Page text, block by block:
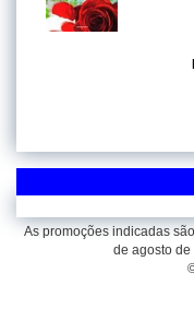
As promoções indicadas
de agosto